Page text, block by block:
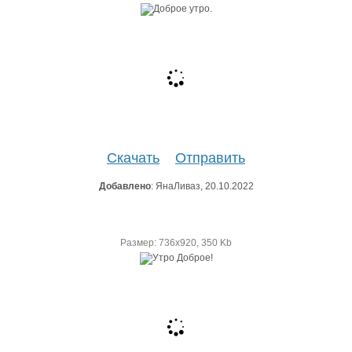
Скачать Отправить
Добавлено: ЯнаЛиваз, 20.10.2022
Размер: 736х920, 350 Kb